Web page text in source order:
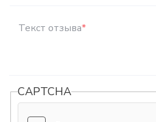
Текст отзыва*
CAPTCHA